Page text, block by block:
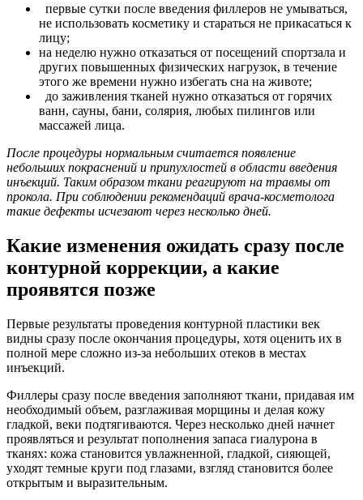
первые сутки после введения филлеров не умываться,
не использовать косметику и стараться не прикасаться к
лицу;
на неделю нужно отказаться от посещений спортзала и
других повышенных физических нагрузок, в течение
этого же времени нужно избегать сна на животе;
до заживления тканей нужно отказаться от горячих
ванн, сауны, бани, солярия, любых пилингов или
массажей лица.
После процедуры нормальным считается появление
небольших покраснений и припухлостей в области введения
инъекций. Таким образом ткани реагируют на травмы от
прокола. При соблюдении рекомендаций врача-косметолога
такие дефекты исчезают через несколько дней.
Какие изменения ожидать сразу после
контурной коррекции, а какие
проявятся позже
Первые результаты проведения контурной пластики век
видны сразу после окончания процедуры, хотя оценить их в
полной мере сложно из-за небольших отеков в местах
инъекций.
Филлеры сразу после введения заполняют ткани, придавая им
необходимый объем, разглаживая морщины и делая кожу
гладкой, веки подтягиваются. Через несколько дней начнет
проявляться и результат пополнения запаса гиалурона в
тканях: кожа становится увлажненной, гладкой, сияющей,
уходят темные круги под глазами, взгляд становится более
открытым и выразительным.